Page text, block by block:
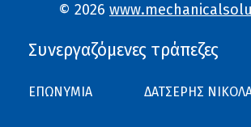
© 2026
Συνεργαζόμενες τράπεζες
ΕΠΩΝΥΜΙΑ ΔΑΤΣΕΡΗΣ